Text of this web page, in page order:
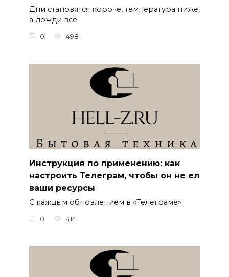
Дни становятся короче, температура ниже,
а дожди всё
0 498
Инструкция по применению: как
настроить Телеграм, чтобы он не ел
ваши ресурсы
С каждым обновлением в «Телеграме»
0 414